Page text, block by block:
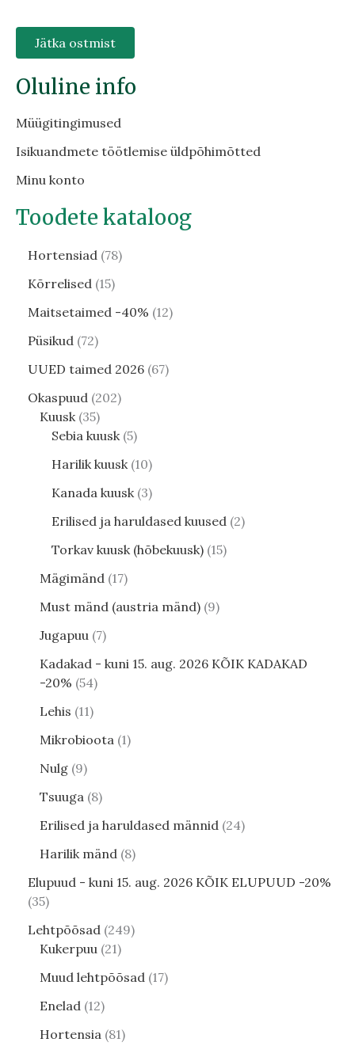
Jätka ostmist
Oluline info
Müügitingimused
Isikuandmete töötlemise üldpõhimõtted
Minu konto
Toodete kataloog
Hortensiad 78
Kõrrelised 15
Maitsetaimed -40% 12
Püsikud 72
UUED taimed 2026 67
Okaspuud 202
Kuusk 35
Sebia kuusk 5
Harilik kuusk 10
Kanada kuusk 3
Erilised ja haruldased kuused 2
Torkav kuusk (hõbekuusk) 15
Mägimänd 17
Must mänd (austria mänd) 9
Jugapuu 7
Kadakad - kuni 15. aug. 2026 KÕIK KADAKAD
-20% 54
Lehis 11
Mikrobioota 1
Nulg 9
Tsuuga 8
Erilised ja haruldased männid 24
Harilik mänd 8
Elupuud - kuni 15. aug. 2026 KÕIK ELUPUUD -20%
35
Lehtpõõsad 249
Kukerpuu 21
Muud lehtpõõsad 17
Enelad 12
Hortensia 81